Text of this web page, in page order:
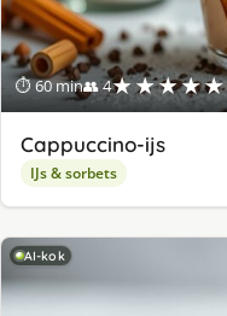
⏱ 60 min👥 4★★★★★
Cappuccino-ijs
IJs & sorbets
AI-kok